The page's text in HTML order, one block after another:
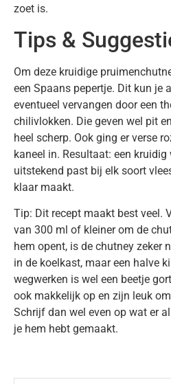
zoet is.
Tips &
Om deze kruidige
een Spaans pepertje. Dit kun je
eventueel vervangen door een
chilivlokken. Die geven wel pit
heel scherp. Ook ging er verse
kaneel in. Resultaat: een
uitstekend past bij elk soort
klaar maakt.
Tip: Dit recept maakt best veel.
van 300 ml of kleiner om de
hem opent, is de chutney zeker
in de koelkast, maar een halve
wegwerken is wel een beetje
ook makkelijk op en zijn leuk
Schrijf dan wel even op wat er
je hem hebt gemaakt.